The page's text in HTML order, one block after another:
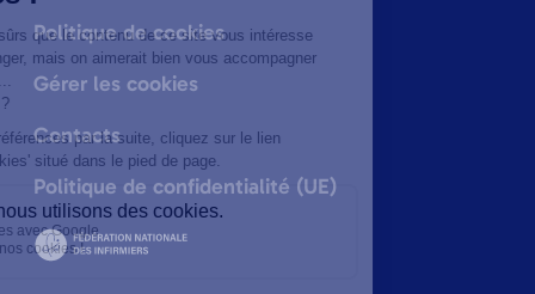
Politique de cookies
Gérer les cookies
Contacts
Politique de confidentialité (UE)